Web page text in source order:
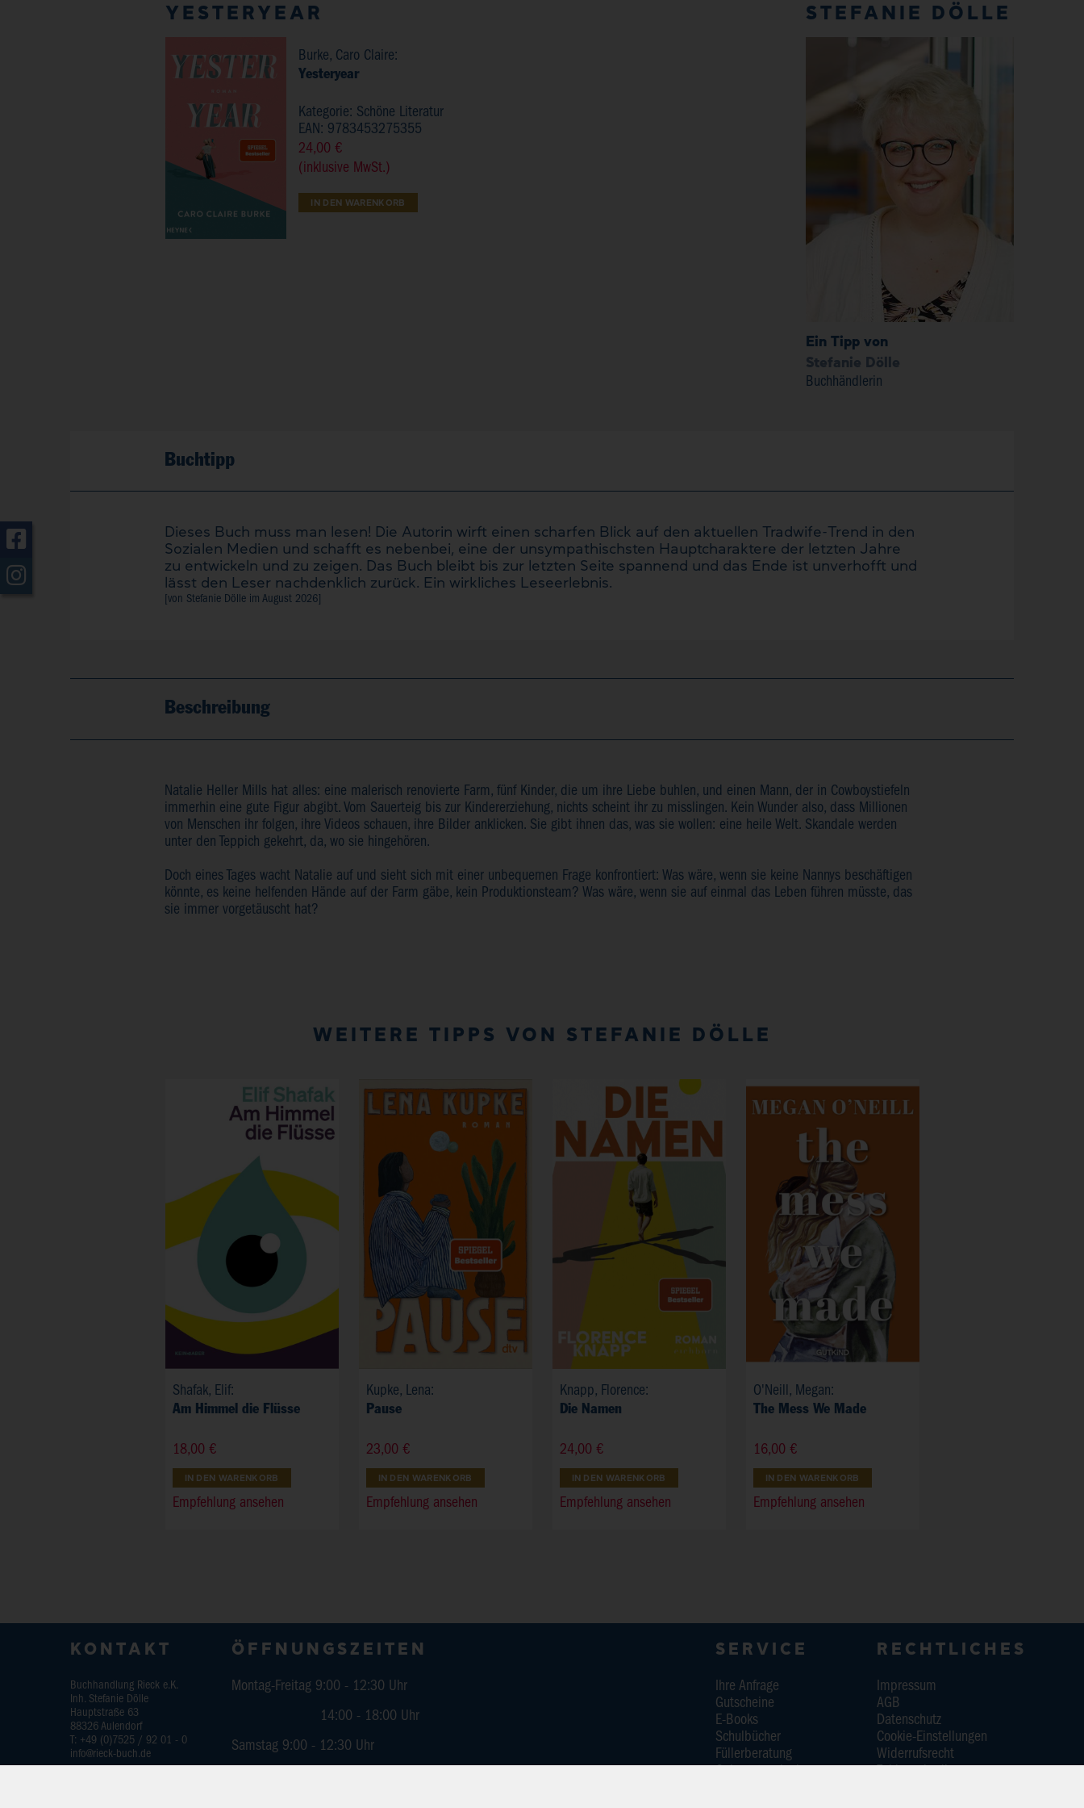
YESTERYEAR
Burke, Caro Claire:
Yesteryear
Kategorie: Schöne Literatur
EAN: 9783453275355
24,00 €
(inklusive MwSt.)
IN DEN WARENKORB
STEFANIE DÖLLE
Ein Tipp von
Stefanie Dölle
Buchhändlerin
Buchtipp
Dieses Buch muss man lesen! Die Autorin wirft einen scharfen Blick auf den aktuellen Tradwife-Trend in den
Sozialen Medien und schafft es nebenbei, eine der unsympathischsten Hauptcharaktere der letzten Jahre
zu entwickeln und zu zeigen. Das Buch bleibt bis zur letzten Seite spannend und das Ende ist unverhofft und
lässt den Leser nachdenklich zurück. Ein wirkliches Leseerlebnis.
[von Stefanie Dölle imAugust 2026
Beschreibung
Natalie Heller Mills hat alles: eine malerisch renovierte Farm, fünf Kinder, die um ihre Liebe buhlen, und einen Mann, der in Cowboystiefeln
immerhin eine gute Figur abgibt. Vom Sauerteig bis zur Kindererziehung, nichts scheint ihr zu misslingen. Kein Wunder also, dass Millionen
von Menschen ihr folgen, ihre Videos schauen, ihre Bilder anklicken. Sie gibt ihnen das, was sie wollen: eine heile Welt. Skandale werden
unter den Teppich gekehrt, da, wo sie hingehören.
Doch eines Tages wacht Natalie auf und sieht sich mit einer unbequemen Frage konfrontiert: Was wäre, wenn sie keine Nannys beschäftigen
könnte, es keine helfenden Hände auf der Farm gäbe, kein Produktionsteam? Was wäre, wenn sie auf einmal das Leben führen müsste, das
sie immer vorgetäuscht hat?
WEITERE TIPPS VON STEFANIE DÖLLE
Shafak, Elif:
Am Himmel die Flüsse
18,00 €
IN DEN WARENKORB
Empfehlung ansehen
Kupke, Lena:
Pause
23,00 €
IN DEN WARENKORB
Empfehlung ansehen
Knapp, Florence:
Die Namen
24,00 €
IN DEN WARENKORB
Empfehlung ansehen
O'Neill, Megan:
The Mess We Made
16,00 €
IN DEN WARENKORB
Empfehlung ansehen
KONTAKT
Buchhandlung Rieck e.K.
Inh. Stefanie Dölle
Hauptstraße 63
88326 Aulendorf
T: +49 (0)7525 / 92 01 - 0
info@rieck-buch.de
ÖFFNUNGSZEITEN
Montag-Freitag 9:00 - 12:30 Uhr
14:00 - 18:00 Uhr
Samstag 9:00 - 12:30 Uhr
SERVICE
Ihre Anfrage
Gutscheine
E-Books
Schulbücher
Füllerberatung
RECHTLICHES
Impressum
AGB
Datenschutz
Cookie-Einstellungen
Widerrufsrecht